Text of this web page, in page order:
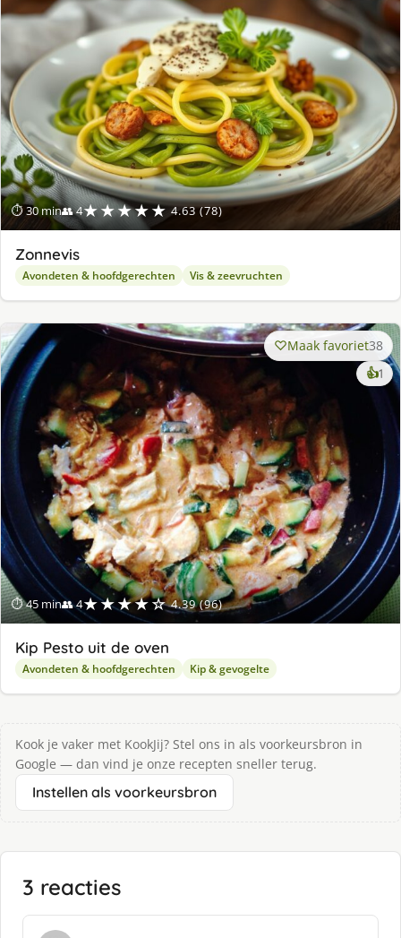
⏱ 30 min👥 4★★★★★ 4.63 (78)
Zonnevis
Avondeten & hoofdgerechten Vis & zeevruchten
⏱ 45 min👥 4★★★★☆ 4.39 (96)
Maak favoriet38
👍1
Kip Pesto uit de oven
Avondeten & hoofdgerechten Kip & gevogelte
Kook je vaker met KookJij? Stel ons in als voorkeursbron in
Google — dan vind je onze recepten sneller terug.
Instellen als voorkeursbron
3 reacties